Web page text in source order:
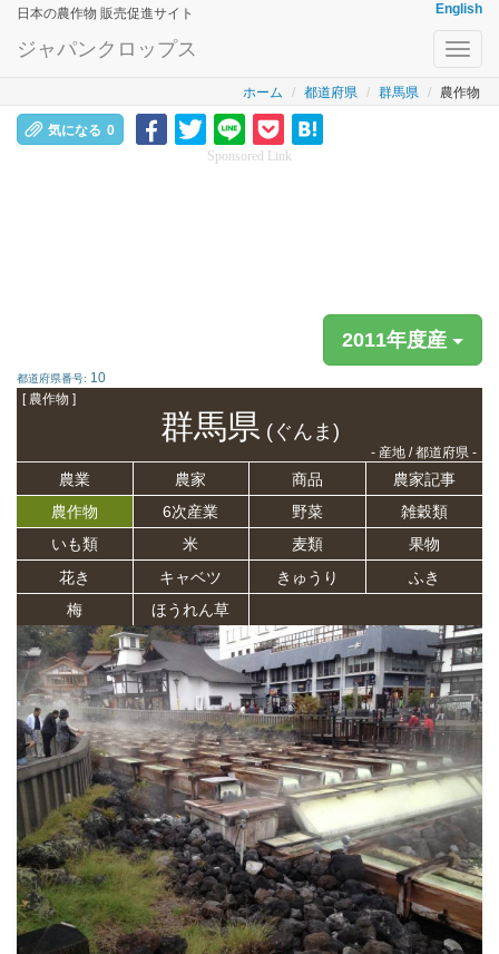
日本の農作物 販売促進サイト English
ジャパンクロップス
ホーム 都道府県 群馬県 農作物
気になる 0
Sponsored Link
2011年度産
都道府県番号: 10
[ 農作物 ]
群馬県(ぐんま)
- 産地 / 都道府県 -
農業 農家 商品
農家記事
農作物
6次産業 野菜
雑穀類
いも類
米 麦類
果物
花き
キャベツ きゅうり
ふき
梅
ほうれん草